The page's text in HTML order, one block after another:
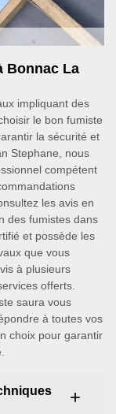
Bonnac La
impliquant des
le bon fumiste
la sécurité et
Stephane, nous
compétent
les avis en
des fumistes dans
et possède les
que vous
à plusieurs
offerts.
saura vous
à toutes vos
choix pour garantir